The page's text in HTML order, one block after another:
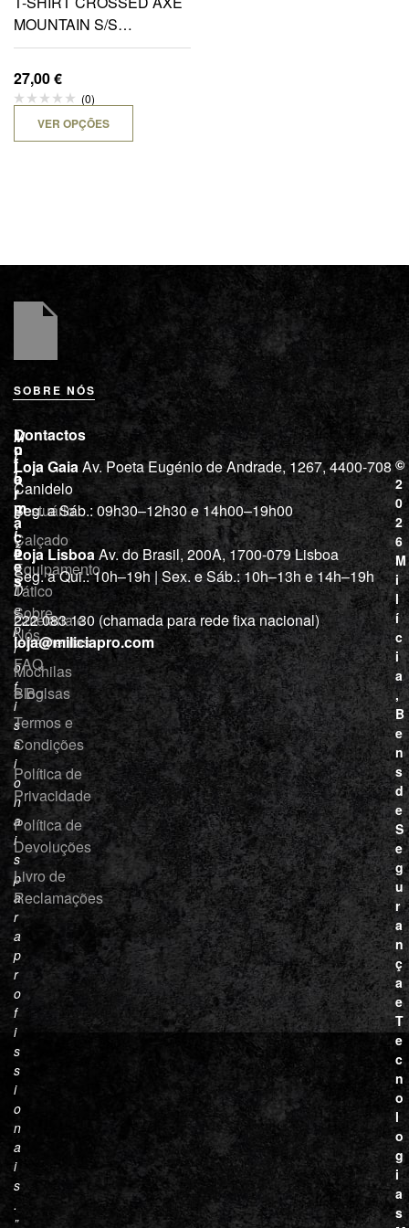
MOUNTAIN S/S
SENHORA
27,00€
(0)
VER OPÇÕES
SOBRE NÓS
M
i
l
í
c
i
a
“
D
e
p
r
o
f
i
s
s
i
o
n
a
i
s
p
a
r
a
p
r
o
f
i
s
s
i
o
n
a
i
s
.
”
L
o
j
a
Vestuário
Calçado
Equipamento
Tático
Cutelaria e
ferramentas
Mochilas
e Bolsas
I
n
f
o
r
m
a
ç
õ
e
s
Sobre
Nós
FAQ
Blog
Termos e
Condições
Política de
Privacidade
Política de
Devoluções
Livro de
Reclamações
Contactos
Loja GaiaAv. Poeta Eugénio de Andrade, 1267, 4400-708
Canidelo
Seg. a Sáb.: 09h30–12h30 e 14h00–19h00
Loja LisboaAv. do Brasil, 200A, 1700-079 Lisboa
Seg. a Qui.: 10h–19h | Sex. e Sáb.: 10h–13h e 14h–19h
222 083 130 (chamada para rede fixa nacional)
loja@miliciapro.com
©
2
0
2
6
M
i
l
í
c
i
a
,
B
e
n
s
d
e
S
e
g
u
r
a
n
ç
a
e
T
e
c
n
o
l
o
g
i
a
s